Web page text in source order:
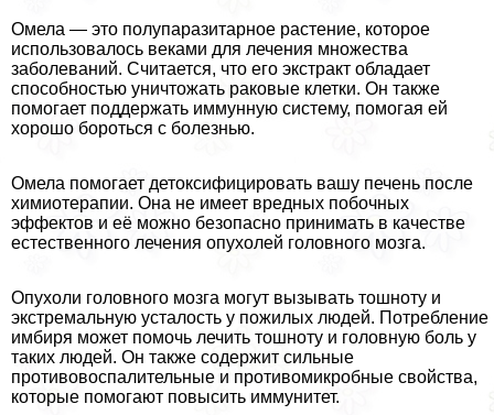
Омела — это полупаразитарное растение, которое
использовалось веками для лечения множества
заболеваний. Считается, что его экстpaкт обладает
способностью уничтожать paковые клетки. Он также
помогает поддержать иммунную систему, помогая ей
хорошо бороться с болезнью.
Омела помогает детоксифицировать вашу печень после
химиотерапии. Она не имеет вредных побочных
эффектов и её можно безопасно принимать в качестве
естественного лечения опухолей головного мозга.
Опухоли головного мозга могут вызывать тошноту и
экстремальную усталость у пожилых людей. Потрeбление
имбиря может помочь лечить тошноту и головную боль у
таких людей. Он также содержит сильные
противовоспалительные и противомикробные свойства,
которые помогают повысить иммунитет.